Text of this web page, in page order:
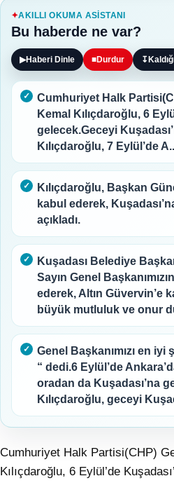
AKILLI OKUMA ASISTANI
Bu haberde ne var?
▶Haberi Dinle ■Durdur ↧
Cumhuriyet Halk
Kemal Kılıçdaroğlu, 6
gelecek.Geceyi
Kılıçdaroğlu, 7 Eylül’de
Kılıçdaroğlu, Başkan
kabul ederek,
açıkladı.
Kuşadası Belediye
Sayın Genel
ederek, Altın Güvervin’e
büyük mutluluk ve onur
Genel Başkanımızı en iyi
“ dedi.6 Eylül’de
oradan da Kuşadası’na
Kılıçdaroğlu, geceyi
Cumhuriyet Halk Partisi(CHP)
Kılıçdaroğlu, 6 Eylül’de